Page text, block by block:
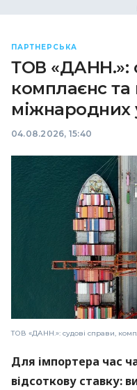
ПАРТНЕРСЬКА
ТОВ «ДАНН.»:
комплаєнс та
міжнародних
04.08.2026, 15:40
ТОВ «ДАНН.»: судові справи,
Для імпортера час
відсоткову ставку: